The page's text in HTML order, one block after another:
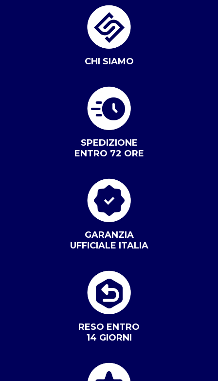
CHI SIAMO
SPEDIZIONE
ENTRO 72 ORE
GARANZIA
UFFICIALE ITALIA
RESO ENTRO
14 GIORNI